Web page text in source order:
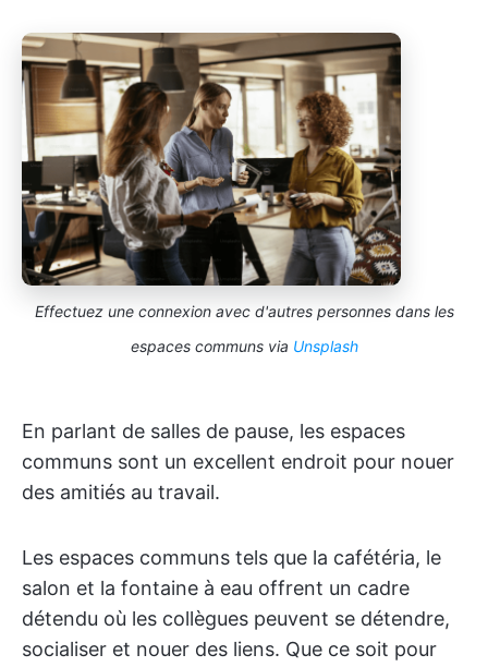
Effectuez une connexion avec d'autres personnes dans les
espaces communs via Unsplash
En parlant de salles de pause, les espaces
communs sont un excellent endroit pour nouer
des amitiés au travail.
Les espaces communs tels que la cafétéria, le
salon et la fontaine à eau offrent un cadre
détendu où les collègues peuvent se détendre,
socialiser et nouer des liens. Que ce soit pour